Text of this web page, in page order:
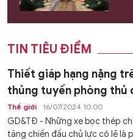
TIN TIÊU ĐIỂM
Thiết giáp hạng nặng
thủng tuyến phòng thủ
Thế giới 16/07/2024 10:00
GD&TĐ - Những xe bọc thép
tăng chiến đấu chủ lực có lẽ là